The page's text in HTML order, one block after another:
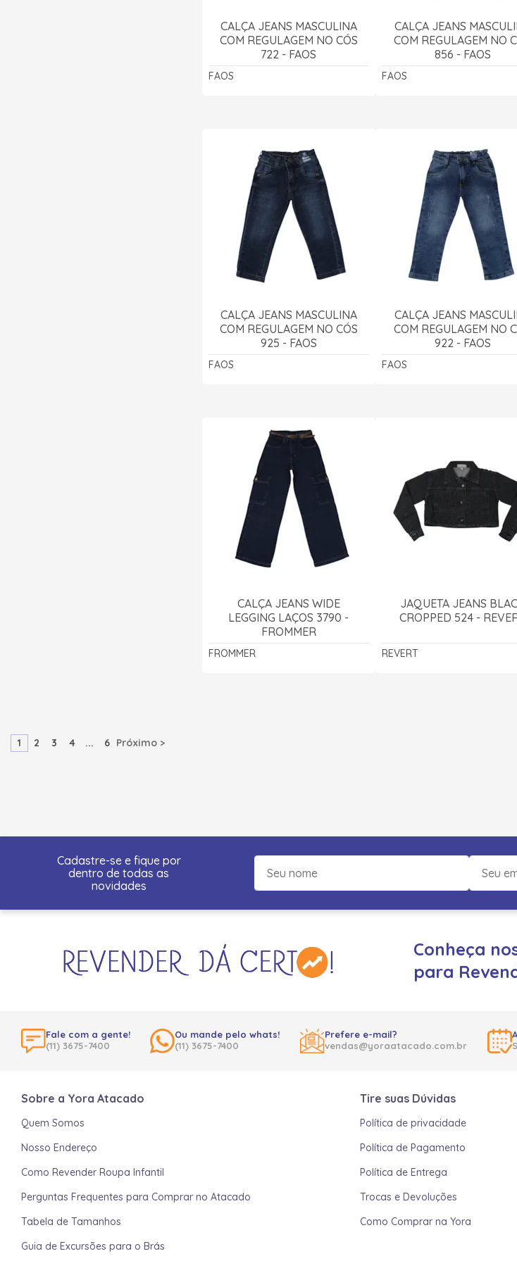
CALÇA JEANS MASCULINA
COM REGULAGEM NO CÓS
722 - FAOS
FAOS
CALÇA JEANS
COM REGULAGEM NO
856 - FAOS
FAOS
CALÇA JEANS MASCULINA
COM REGULAGEM NO CÓS
925 - FAOS
FAOS
CALÇA JEANS
COM REGULAGEM NO
922 - FAOS
FAOS
CALÇA JEANS WIDE
LEGGING LAÇOS 3790 -
FROMMER
FROMMER
JAQUETA JEANS
CROPPED 524 -
REVERT
1 2 3 4 ... 6 Próximo >
Cadastre-se e fique por
dentro de todas as
novidades
Conheça
para
Fale com a gente!
(11) 3675-7400
Ou mande pelo whats!
(11) 3675-7400
Prefere e-mail?
vendas@yoraatacado.com.br
Sobre a Yora Atacado
Quem Somos
Nosso Endereço
Como Revender Roupa Infantil
Perguntas Frequentes para Comprar no Atacado
Tabela de Tamanhos
Guia de Excursões para o Brás
Tire suas Dúvidas
Política de privacidade
Política de Pagamento
Política de Entrega
Trocas e Devoluções
Como Comprar na Yora